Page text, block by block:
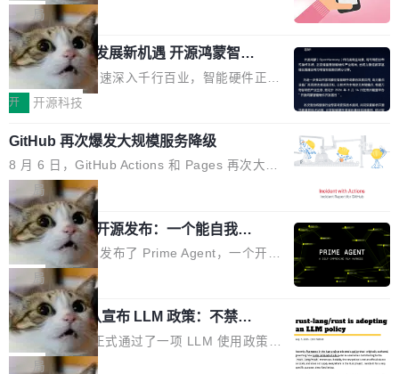
破的事实。 Jordan 随后补充了一句软化声明：
「我不认为这些会议上大部分论文都在过度宣传
或造假。问题是，作为读者，如果你筛选出那些
看起来最令人兴奋的论文，那它们大部分都是过
度宣传的。」 这才是真正的痛点。不是所有论文
都有问题，是最吸引眼球的那批论文最有问题。
他引用的帖子来自 Mathew Shen，一位 ICLR 2
026 的读者：「看了篇 ...
这句话不是来自某个技术博客，而是出自 Hieu
Pham 的一条推文。Hieu Pham 是谁？他是 xAI
的早期工程师之一，在 Grok 训练基础设施团队
工作过。近日他在 X 上发了一条帖子，列出了他
认为现代 AI 领域最重要的三个开源项目。 第一
个名字毫无悬念：Flash Attention 2。 Hieu 的
理由很具体。FA 系列不需要解释，但 FA2 是他
认为最重要的一个——复杂度恰到好处，刚好能
驱动你去学 CuTe，但还没被那些"邪恶的" Hopp
er++ 优化所淹没，足够容易修改和适配。 更关
键的是 FA2 的持久性...
局
共商智能硬件发展新机遇 开源鸿蒙智能
硬件开发者日杭州站即将举行
随着万物智联加速深入千行百业，智能硬件正从
单点设备迈向智能化、网联化、协同化发展。作
鸿蒙通过统一技术底座和分布式能力，为不同类
型智能设备的开发、连接与互联提供关键支撑，
也为产业链企业探索产品创新与商业增长打开新
的空间。 8月14日，开源鸿蒙智能硬件开发者日
（OHDD：OpenHarmony Hardware Develope
r Day）将在杭州启航。活动面向智能硬件产业
链企业和开发者，邀请行业专家与资深技术顾
问，围绕开源鸿蒙技术能力、设备适配、芯片适
配、功耗与稳定性调优、兼容性测评及统一互联
等内容展开系统讲解和实战交流，帮助企业进一
步了解开源鸿蒙在智能...
开 开源科技
GitHub 再次爆发大规模服务降级
8 月 6 日，GitHub Actions 和 Pages 再次大规
模服务降级，Actions 完全不可用超过 5 小时，
webhook 停发，连自托管 runner 也因调度层故
障无法工作。Pages、Copilot code review、C
opilot coding agent 全部受影响。从检测到完全
恢复，大约 12 小时。 这是 2026 年 8 月的第六
起事故，其中四起与 AI/Copilot 服务相关。 Git
Hub 员工 kdaigle 在 HN 讨论中贴出了一组数
据：2025 年全年 10 亿次 commit。现在，每周
2.75 亿次，全年预计 140 亿次。GitHub...
局
Prime Agent 开源发布：一个能自我改
进的编程 Agent，ARC-AGI 3 超越人类
专家基线
Prime Intellect 发布了 Prime Agent，一个开源
的编程 Agent Harness，核心设计围绕两个抽
象：Recursive Language Model（RLM）和 C
ontinual Harness。在 ARC-AGI 3 基准测试
上，Prime Agent + Opus 5 的组合达到了 95.
5% RHAE Best@1，超过了 ARC 报告的人类专
局
Rust 项目团队宣布 LLM 政策：不禁
止，但你要承认哪些代码不是你写的
Rust 语言项目正式通过了一项 LLM 使用政策，
覆盖 rust-lang/rust 单一仓库的代码贡献。这不
局